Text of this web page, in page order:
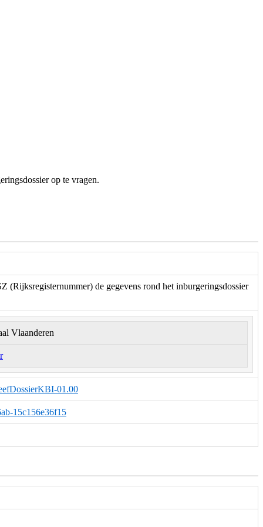
op te vragen.
(Rijksregisternummer) de gegevens rond het inburgeringsdossier
Vlaanderen
01.00
15c156e36f15